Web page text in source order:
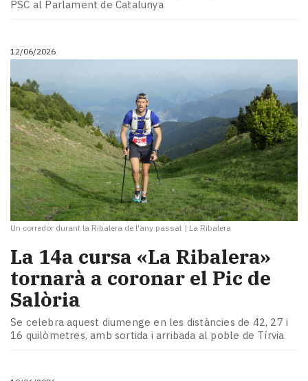
PSC al Parlament de Catalunya
12/06/2026
Un corredor durant la Ribalera de l'any passat | La Ribalera
La 14a cursa «La Ribalera»
tornarà a coronar el Pic de
Salòria
Se celebra aquest diumenge en les distàncies de 42, 27 i
16 quilòmetres, amb sortida i arribada al poble de Tírvia